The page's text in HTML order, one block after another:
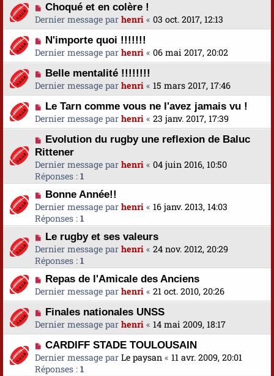
r
Choqué et en colère !
Dernier message par henri « 03 oct. 2017, 12:13
N'importe quoi !!!!!!!
Dernier message par henri « 06 mai 2017, 20:02
Belle mentalité !!!!!!!!
Dernier message par henri « 15 mars 2017, 17:46
Le Tarn comme vous ne l'avez jamais vu !
Dernier message par henri « 23 janv. 2017, 17:39
Evolution du rugby une reflexion de Baluc
Rittener
Dernier message par henri « 04 juin 2016, 10:50
Réponses : 1
Bonne Année!!
Dernier message par henri « 16 janv. 2013, 14:03
Réponses : 1
Le rugby et ses valeurs
Dernier message par henri « 24 nov. 2012, 20:29
Réponses : 1
Repas de l'Amicale des Anciens
Dernier message par henri « 21 oct. 2010, 20:26
Finales nationales UNSS
Dernier message par henri « 14 mai 2009, 18:17
CARDIFF STADE TOULOUSAIN
Dernier message par Le paysan « 11 avr. 2009, 20:01
Réponses : 1